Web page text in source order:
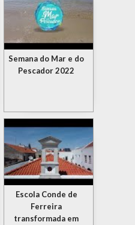
Semana do Mar e do
Pescador 2022
Escola Conde de
Ferreira
transformada em